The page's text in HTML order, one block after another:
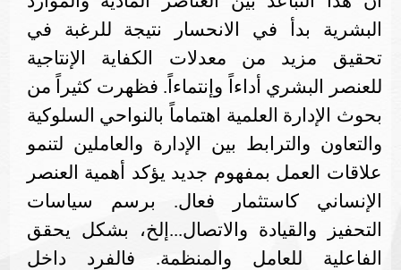
البشرية بدأ في الانحسار نتيجة للرغبة في
تحقيق مزيد من معدلات الكفاية الإنتاجية
للعنصر البشري أداءاً وإنتماءاً. فظهرت كثيراً من
بحوث الإدارة العلمية اهتماماً بالنواحي السلوكية
والتعاون والترابط بين الإدارة والعاملين لتنمو
علاقات العمل بمفهوم جديد يؤكد أهمية العنصر
الإنساني كاستثمار فعال. برسم سياسات
التحفيز والقيادة والاتصال...إلخ، بشكل يحقق
الفاعلية للعامل والمنظمة. فالفرد داخل